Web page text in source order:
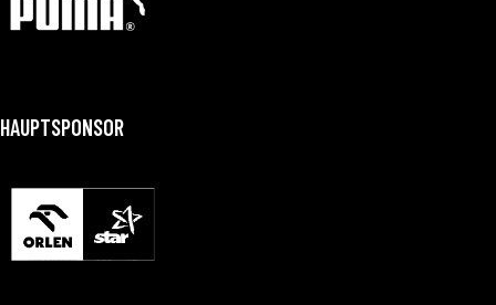
HAUPTSPONSOR